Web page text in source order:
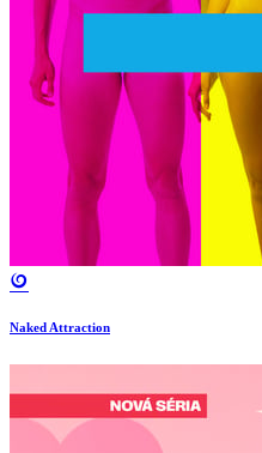
Naked Attraction